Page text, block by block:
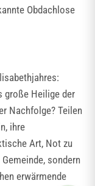
Obdachlose
große Heilige der
Nachfolge? Teilen
ihre
Art, Not zu
sondern
erwärmende